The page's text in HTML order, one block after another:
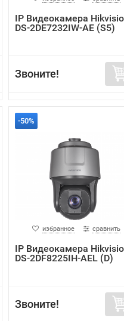
IP Видеокамера
DS-2DE7232IW-AE (S5)
Звоните!
-50%
избранное сравнить
IP Видеокамера
DS-2DF8225IH-AEL (D)
Звоните!